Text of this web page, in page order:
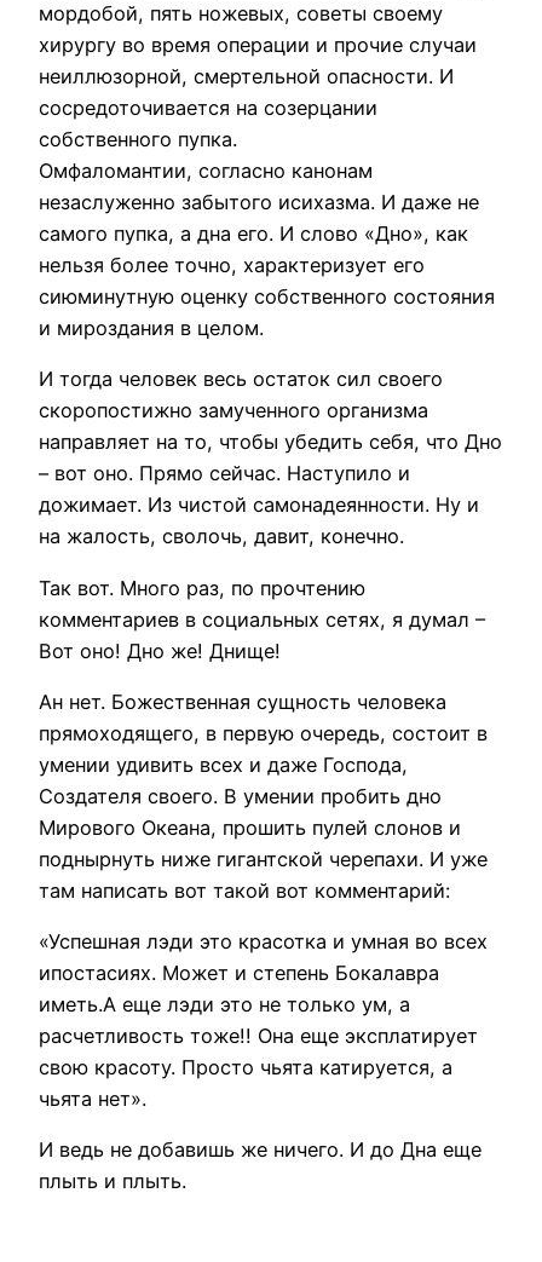
мордобой, пять ножевых, советы своему
хирургу во время операции и прочие случаи
неиллюзорной, смертельной опасности. И
сосредоточивается на созерцании
собственного пупка.
Омфаломантии, согласно канонам
незаслуженно забытого исихазма. И даже не
самого пупка, а дна его. И слово «Дно», как
нельзя более точно, характеризует его
сиюминутную оценку собственного состояния
и мироздания в целом.
И тогда человек весь остаток сил своего
скоропостижно замученного организма
направляет на то, чтобы убедить себя, что Дно
– вот оно. Прямо сейчас. Наступило и
дожимает. Из чистой самонадеянности. Ну и
на жалость, сволочь, давит, конечно.
Так вот. Много раз, по прочтению
комментариев в социальных сетях, я думал –
Вот оно! Дно же! Днище!
Ан нет. Божественная сущность человека
прямоходящего, в первую очередь, состоит в
умении удивить всех и даже Господа,
Создателя своего. В умении пробить дно
Мирового Океана, прошить пулей слонов и
поднырнуть ниже гигантской черепахи. И уже
там написать вот такой вот комментарий:
«Успешная лэди это красотка и умная во всех
ипостасиях. Может и степень Бокалавра
иметь.А еще лэди это не только ум, а
расчетливость тоже!! Она еще эксплатирует
свою красоту. Просто чьята катируется, а
чьята нет».
И ведь не добавишь же ничего. И до Дна еще
плыть и плыть.